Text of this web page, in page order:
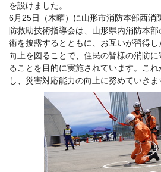
を設けました。
6月25日（木曜）に山形市消防本部西消
防救助技術指導会は、山形県内消防本
術を披露するとともに、お互いが習得
向上を図ることで、住民の皆様の消防に
ることを目的に実施されています。こ
し、災害対応能力の向上に努めていきま